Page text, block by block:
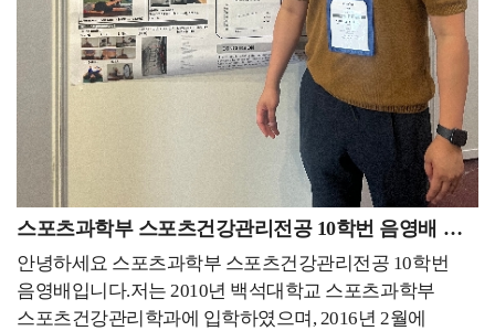
어학성적을 관리했습니다.또 계속해서 국외여행인솔자,
안전관리지도사 등 항공사 채용에 도움이 될만한 자격증을
취득하며 시간을 보냈습니다.그러다 2023년, 항공업계가
다시 활발해지고 있는 지금 27살이라는 어리지 않은
나이에 다시 항공객실승무원에 도전해 꿈에 그리던
대한항공 객실승무원에 최종합격하게 되었습니다. 내가
하고싶은 일이 타의로, 어떠한 예기치 못한 상황으로 인해
시도조차 못 하는 상황이 있을 수 있잖아요. 그 때 낙담해
있기보다는 더 좋은 방향을 잡아 새로운 일에 도전하고,
본인을 더 성장시키는 것이 중요하다고 생각합니다.
여러분들도 무엇이든 실패를 두려워하기보단 이것저것
여러 방면으로 도전함으로써 세상을 더 넓고 다양하게
느껴지기도 합니다. 하지만 조금 더 인내하고 결과물을
완성하면, 다른 사람들 눈에는 안이뻐 보일 수 있어도 제
눈에는 이뻐보이는 결과물들이 생겨 보람을 느낍니다.
그리고 그 결과물들을 통해 정책 개선을 위한 활동들로
이어지는데, 그 활동의 결실로 정책이 변화한다는
이야기를 들을 때엔 세상을 조금이나마 더 나아지게하는데
일조했다는 생각에 뿌듯해지기도 합니다.연구원으로써
일을 하다보면, 다양한 분야의 멋진 연구자분들의 연구와
결과물들을 보게됩니다. 기발하고 과학적인 연구 방법들을
통해 현상을 여러 각도에서 바라보고, 파악함으로써
세상에 숨어있던 현상들을 명확하게 볼수 있다고
생각합니다. 그렇기에 하나님께서 만드시고, 사람들이
스포츠과학부 스포츠건강관리전공 10학번 음영배 동문
안녕하세요 스포츠과학부 스포츠건강관리전공 10학번
음영배입니다.저는 2010년 백석대학교 스포츠과학부
스포츠건강관리학과에 입학하였으며, 2016년 2월에